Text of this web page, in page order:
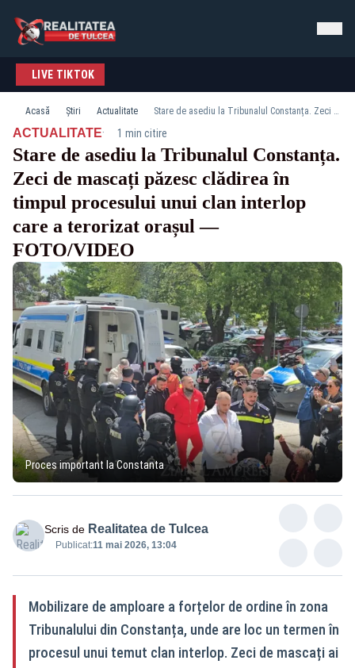
LIVE TIKTOK
Acasă Știri Actualitate Stare de asediu la Tribunalul Constanța. Zeci de mascați păzesc clădirea în timpul procesului unui clan interlop care a terorizat orașul — FOTO/VIDEO
ACTUALITATE· 1 min citire
Stare de asediu la Tribunalul Constanța.
Zeci de mascați păzesc clădirea în
timpul procesului unui clan interlop
care a terorizat orașul —
FOTO/VIDEO
Proces important la Constanta
Scris de Realitatea de Tulcea
Publicat:11 mai 2026, 13:04
Mobilizare de amploare a forțelor de ordine în zona
Tribunalului din Constanța, unde are loc un termen în
procesul unui temut clan interlop. Zeci de mascați ai